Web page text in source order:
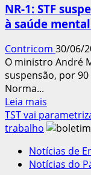
NR-1: STF
à saúde
Contricom 30/06/
O ministro André
suspensão, por
Norma...
Leia mais
mais
sobre
1:
STF
TST vai
trabalho
Notícias de
Notícias do